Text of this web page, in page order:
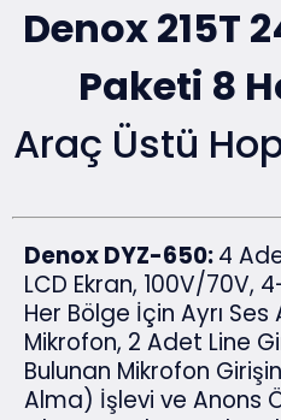
Denox 215T
Paketi 8
Araç Üstü
Denox DYZ-650:4
LCD Ekran, 100V/70V,
Her Bölge İçin Ayrı Ses
Mikrofon, 2 Adet Line
Bulunan Mikrofon
Alma) İşlevi ve Anons